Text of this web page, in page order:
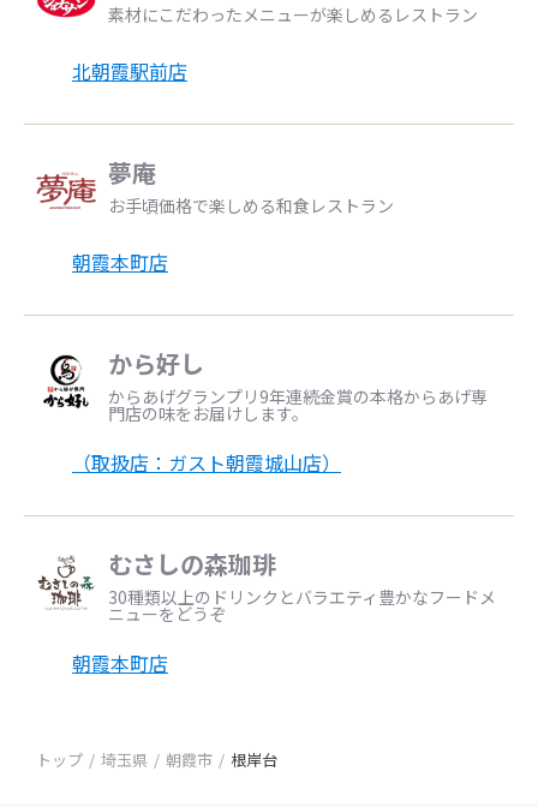
素材にこだわったメニューが楽しめるレストラン
北朝霞駅前店
夢庵
お手頃価格で楽しめる和食レストラン
朝霞本町店
から好し
からあげグランプリ9年連続金賞の本格からあげ専
門店の味をお届けします。
（取扱店：ガスト朝霞城山店）
むさしの森珈琲
30種類以上のドリンクとバラエティ豊かなフードメ
ニューをどうぞ
朝霞本町店
トップ 埼玉県 朝霞市 根岸台